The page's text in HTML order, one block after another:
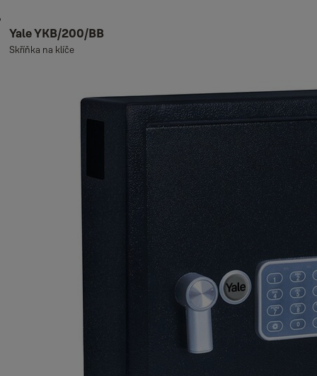
Yale YKB/200/BB
Skříňka na klíče